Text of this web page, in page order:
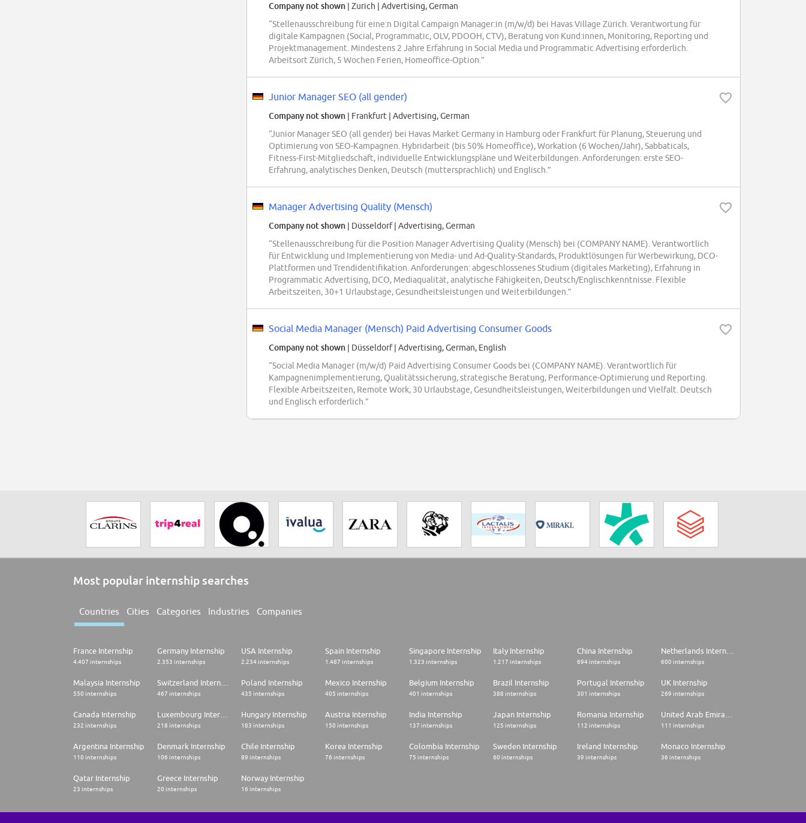
Company not shown | Zurich | Advertising, German
“Stellenausschreibung für eine:n Digital Campaign Manager:in (m/w/d) bei Havas Village Zürich. Verantwortung für
digitale Kampagnen (Social, Programmatic, OLV, PDOOH, CTV), Beratung von Kund:innen, Monitoring, Reporting und
Projektmanagement. Mindestens 2 Jahre Erfahrung in Social Media und Programmatic Advertising erforderlich.
Arbeitsort Zürich, 5 Wochen Ferien, Homeoffice-Option.”
Junior Manager SEO (all gender)
Company not shown | Frankfurt | Advertising, German
“Junior Manager SEO (all gender) bei Havas Market Germany in Hamburg oder Frankfurt für Planung, Steuerung und
Optimierung von SEO-Kampagnen. Hybridarbeit (bis 50% Homeoffice), Workation (6 Wochen/Jahr), Sabbaticals,
Fitness-First-Mitgliedschaft, individuelle Entwicklungspläne und Weiterbildungen. Anforderungen: erste SEO-
Erfahrung, analytisches Denken, Deutsch (muttersprachlich) und Englisch.”
Manager Advertising Quality (Mensch)
Company not shown | Düsseldorf| Advertising, German
“Stellenausschreibung für die Position Manager Advertising Quality (Mensch) bei (COMPANY NAME). Verantwortlich
für Entwicklung und Implementierung von Media- und Ad-Quality-Standards, Produktlösungen für Werbewirkung, DCO-
Plattformen und Trendidentifikation. Anforderungen: abgeschlossenes Studium (digitales Marketing), Erfahrung in
Programmatic Advertising, DCO, Mediaqualität, analytische Fähigkeiten, Deutsch/Englischkenntnisse. Flexible
Arbeitszeiten, 30+1 Urlaubstage, Gesundheitsleistungen und Weiterbildungen.”
Social Media Manager (Mensch) Paid Advertising Consumer Goods
Company not shown | Düsseldorf| Advertising, German, English
“Social Media Manager (m/w/d) Paid Advertising Consumer Goods bei (COMPANY NAME). Verantwortlich für
Kampagnenimplementierung, Qualitätssicherung, strategische Beratung, Performance-Optimierung und Reporting.
Flexible Arbeitszeiten, Remote Work, 30 Urlaubstage, Gesundheitsleistungen, Weiterbildungen und Vielfalt. Deutsch
und Englisch erforderlich.”
Most popular internship searches
Countries Cities Categories Industries Companies
France Internship
4.407 internships
Germany Internship
2.353 internships
USA Internship
2.234 internships
Spain Internship
1.487 internships
Singapore Internship
1.323 internships
Italy Internship
1.217 internships
China Internship
694 internships 600 internships
Malaysia Internship
550 internships 467 internships
Poland Internship
435 internships
Mexico Internship
405 internships
Belgium Internship
401 internships
Brazil Internship
388 internships
Portugal Internship
301 internships
UK Internship
269 internships
Canada Internship
232 internships 218 internships
Hungary Internship
183 internships
Austria Internship
150 internships
India Internship
137 internships
Japan Internship
125 internships
Romania Internship
112 internships 111 internships
Argentina Internship
110 internships
Denmark Internship
106 internships
Chile Internship
89 internships
Korea Internship
76 internships
Colombia Internship
75 internships
Sweden Internship
60 internships
Ireland Internship
39 internships
Monaco Internship
36 internships
Qatar Internship
23 internships
Greece Internship
20 internships
Norway Internship
16 internships